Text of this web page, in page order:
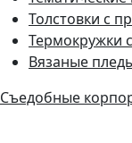
Толстовки с
Термокружки
Вязаные
Съедобные